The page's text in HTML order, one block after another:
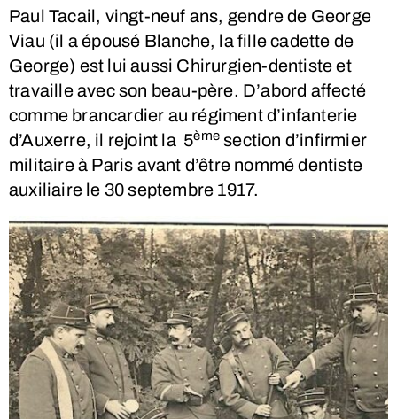
Paul Tacail, vingt-neuf ans, gendre de George
Viau (il a épousé Blanche, la fille cadette de
George) est lui aussi Chirurgien-dentiste et
travaille avec son beau-père. D’abord affecté
comme brancardier au régiment d’infanterie
d’Auxerre, il rejoint la 5ème section d’infirmier
militaire à Paris avant d’être nommé dentiste
auxiliaire le 30 septembre 1917.